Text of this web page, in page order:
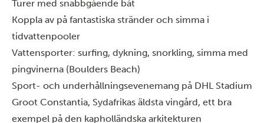
Turer med snabbgående båt
Koppla av på fantastiska stränder och simma i
tidvattenpooler
Vattensporter: surfing, dykning, snorkling, simma med
pingvinerna (Boulders Beach)
Sport- och underhållningsevenemang på DHL Stadium
Groot Constantia, Sydafrikas äldsta vingård, ett bra
exempel på den kapholländska arkitekturen